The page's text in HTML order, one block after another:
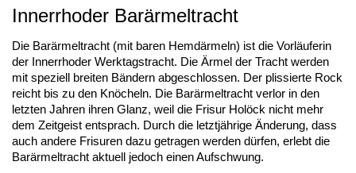
Innerrhoder Barärmeltracht
Die Barärmeltracht (mit baren Hemdärmeln) ist die Vorläuferin
der Innerrhoder Werktagstracht. Die Ärmel der Tracht werden
mit speziell breiten Bändern abgeschlossen. Der plissierte Rock
reicht bis zu den Knöcheln. Die Barärmeltracht verlor in den
letzten Jahren ihren Glanz, weil die Frisur Holöck nicht mehr
dem Zeitgeist entsprach. Durch die letztjährige Änderung, dass
auch andere Frisuren dazu getragen werden dürfen, erlebt die
Barärmeltracht aktuell jedoch einen Aufschwung.